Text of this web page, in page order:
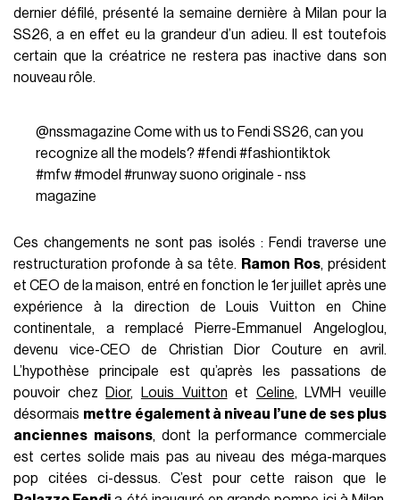
dernier défilé, présenté la semaine dernière à Milan pour la
SS26, a en effet eu la grandeur d’un adieu. Il est toutefois
certain que la créatrice ne restera pas inactive dans son
nouveau rôle.
@nssmagazine Come with us to Fendi SS26, can you
recognize all the models? #fendi #fashiontiktok
#mfw#model #runwaysuono originale - nss
magazine
Ces changements ne sont pas isolés : Fendi traverse une
restructuration profonde à sa tête. Ramon Ros, président
et CEO de la maison, entré en fonction le 1er juillet après une
expérience à la direction de Louis Vuitton en Chine
continentale, a remplacé Pierre-Emmanuel Angeloglou,
devenu vice-CEO de Christian Dior Couture en avril.
L’hypothèse principale est qu’après les passations de
pouvoir chez
Dior, Louis Vuitton et Celine, LVMH veuille
désormais mettre également à niveau l’une de ses plus
anciennes maisons, dont la performance commerciale
est certes solide mais pas au niveau des méga-marques
pop citées ci-dessus. C’est pour cette raison que le